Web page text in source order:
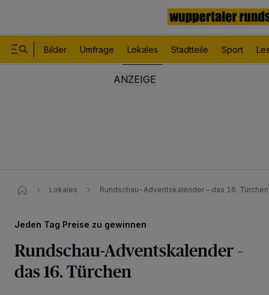
Bilder Umfrage Lokales Stadtteile Sport
Lokales Rundschau-Adventskalender – das 16. Türchen​
Jeden Tag Preise zu gewinnen
Rundschau-Adventskalender –
das 16. Türchen